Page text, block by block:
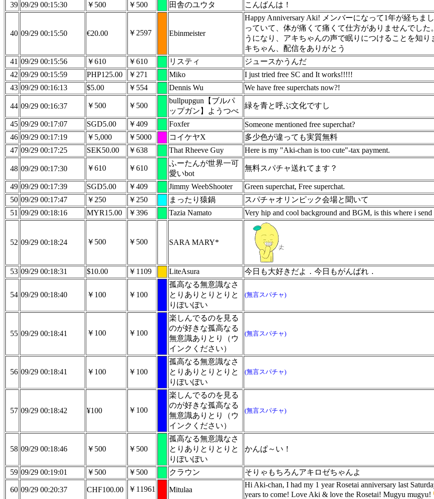
39 09/29 00:15:30 ￥500 ￥500 田舎のユウタ こんばんは！
40 09/29 00:15:50 €20.00 ￥2597 Ebinmeister
Happy Anniversary Aki! メンバーになって1年が経ち
っていて、体が痛くて痛くて仕方がありませんでし
うになり、アキちゃんの声で眠りにつけることを知
キちゃん、配信をありがとう
41 09/29 00:15:56 ￥610 ￥610 リスティ
ジュースかうんだ
42 09/29 00:15:59 PHP125.00 ￥271 Miko
I just tried free SC and It works!!!!!
43 09/29 00:16:13 $5.00 ￥554 Dennis Wu We have free superchats now?!
44 09/29 00:16:37 ￥500 ￥500
bullpupgun【ブルパ
ップガン】ようつべ
緑を青と呼ぶ文化ですし
45 09/29 00:17:07 SGD5.00 ￥409 Foxfer
Someone mentioned free superchat?
46 09/29 00:17:19 ￥5,000 ￥5000 コイケヤX
多少色が違っても実質無料
47 09/29 00:17:25 SEK50.00 ￥638 That Rheeve Guy Here is my "Aki-chan is too cute"-tax payment.
48 09/29 00:17:30 ￥610 ￥610
ふーたんが世界一可
愛いbot
無料スパチャ送れてます？
49 09/29 00:17:39 SGD5.00 ￥409 Jimmy WeebShooter
Green superchat, Free superchat.
50 09/29 00:17:47 ￥250 ￥250 まったり猿鍋
スパチャオリンピック会場と聞いて
51 09/29 00:18:16 MYR15.00 ￥396 Tazia Namato Very hip and cool background and BGM, is this where i send
52 09/29 00:18:24 ￥500 ￥500 SARA MARY*
53 09/29 00:18:31 $10.00 ￥1109 LiteAsura 今日も大好きだよ．今日もがんばれ．
54 09/29 00:18:40 ￥100 ￥100
孤高なる無意識なさ
とりありとりとりと
りぽいぽい
(無言スパチャ)
55 09/29 00:18:41 ￥100 ￥100
楽しんでるのを見る
のが好きな孤高なる
無意識ありとり（ウ
インクください）
(無言スパチャ)
56 09/29 00:18:41 ￥100 ￥100
孤高なる無意識なさ
とりありとりとりと
りぽいぽい
(無言スパチャ)
57 09/29 00:18:42 ¥100 ￥100
楽しんでるのを見る
のが好きな孤高なる
無意識ありとり（ウ
インクください）
(無言スパチャ)
58 09/29 00:18:46 ￥500 ￥500
孤高なる無意識なさ
とりありとりとりと
りぽいぽい
かんぱ～い！
59 09/29 00:19:01 ￥500 ￥500 クラウン そりゃもちろんアキロゼちゃんよ
60 09/29 00:20:37 CHF100.00 ￥11961 Mitulaa
Hi Aki-chan, I had my 1 year Rosetai anniversary last
years to come! Love Aki & love the Rosetai! Mugyu mugyu!